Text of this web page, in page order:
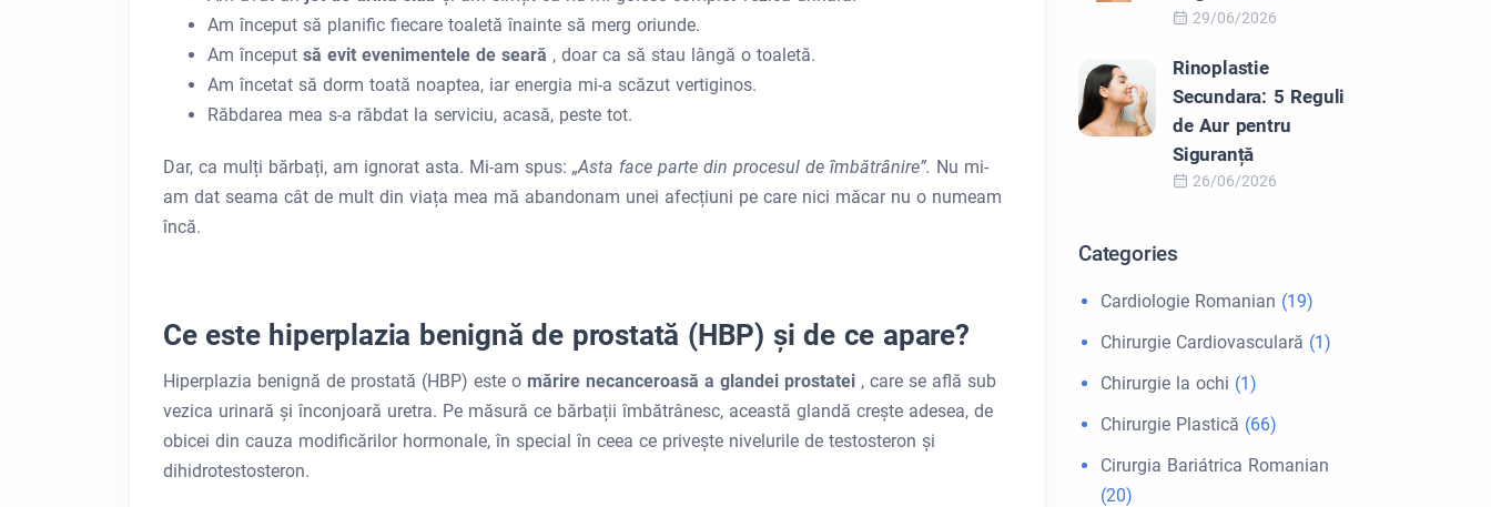
Am început să planific fiecare toaletă înainte să merg oriunde.
Am început să evit evenimentele de seară , doar ca să stau lângă o toaletă.
Am încetat să dorm toată noaptea, iar energia mi-a scăzut vertiginos.
Răbdarea mea s-a răbdat la serviciu, acasă, peste tot.
Dar, ca mulți bărbați, am ignorat asta. Mi-am spus: „Asta face parte din procesul de îmbătrânire”. Nu mi-
am dat seama cât de mult din viața mea mă abandonam unei afecțiuni pe care nici măcar nu o numeam
încă.
Ce este hiperplazia benignă de prostată (HBP) și de ce apare?
Hiperplazia benignă de prostată (HBP) este o mărire necanceroasă a glandei prostatei , care se află sub
vezica urinară și înconjoară uretra. Pe măsură ce bărbații îmbătrânesc, această glandă crește adesea, de
obicei din cauza modificărilor hormonale, în special în ceea ce privește nivelurile de testosteron și
dihidrotestosteron.
29/06/2026
Rinoplastie
Secundara: 5 Reguli
de Aur pentru
Siguranță
26/06/2026
Categories
Cardiologie Romanian (19)
Chirurgie Cardiovasculară (1)
Chirurgie la ochi (1)
Chirurgie Plastică (66)
Cirurgia Bariátrica Romanian
(20)